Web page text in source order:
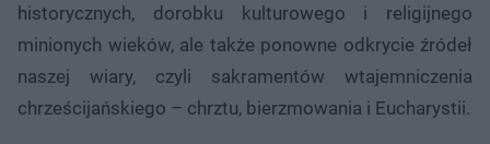
historycznych, dorobku kulturowego i religijnego
minionych wieków, ale także ponowne odkrycie źródeł
naszej wiary, czyli sakramentów wtajemniczenia
chrześcijańskiego – chrztu, bierzmowania i Eucharystii.